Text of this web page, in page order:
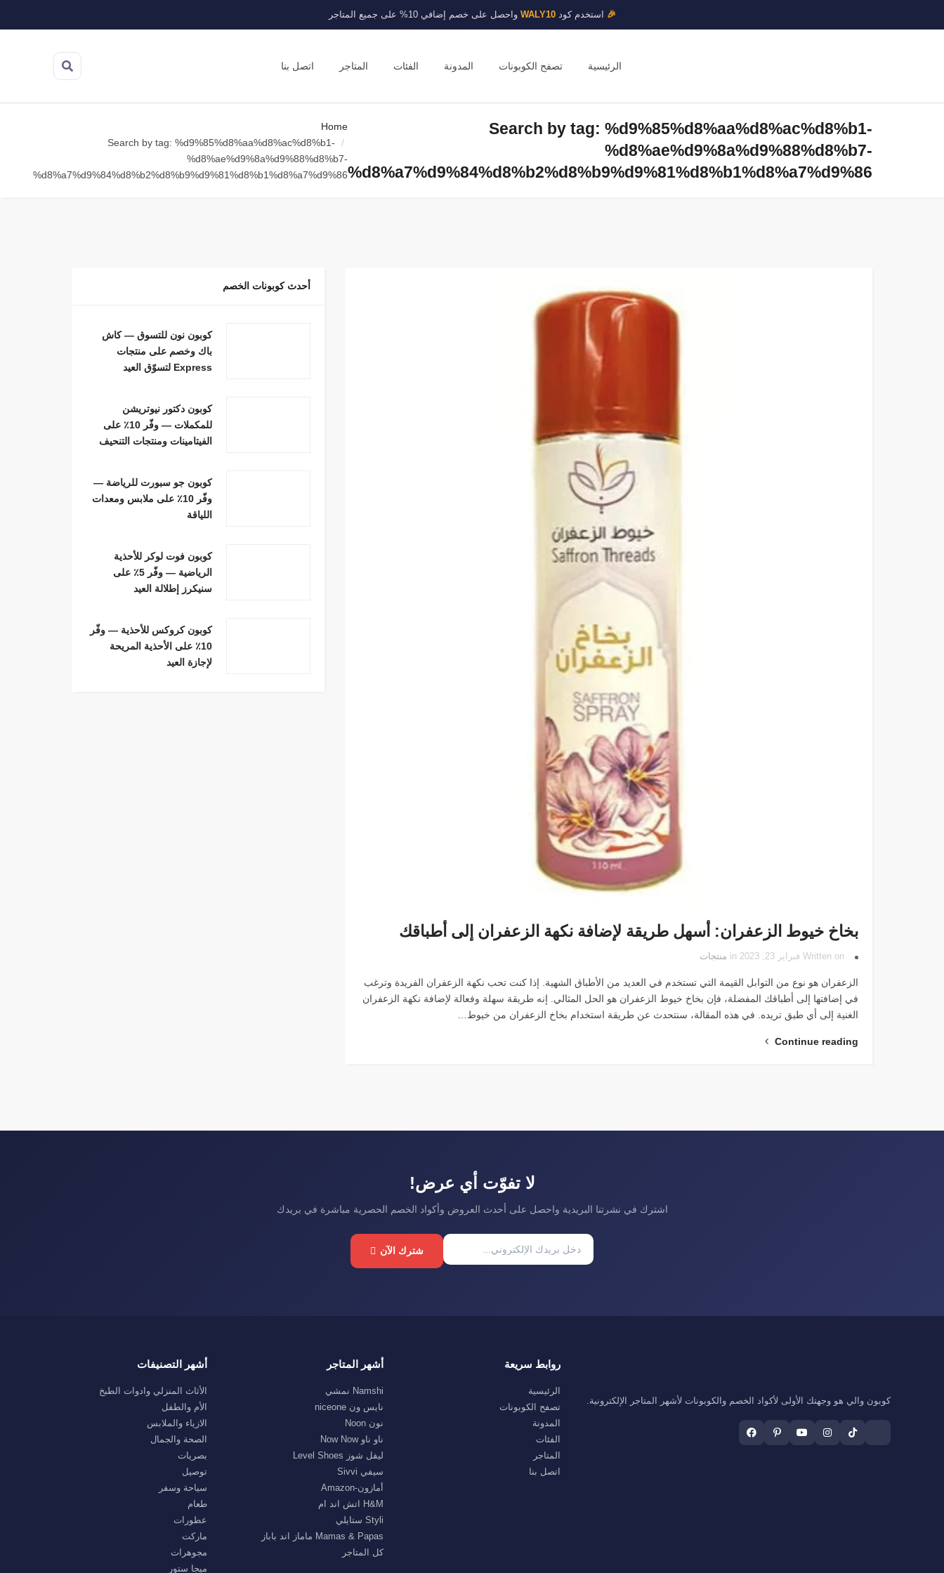
🎉 استخدم كودWALY10 واحصل على خصم إضافي 10% على جميع المتاجر
الرئيسية تصفح الكوبونات المدونة الفئات المتاجر اتصل بنا
Search by tag: %d9%85%d8%aa%d8%ac%d8%b1-
%d8%ae%d9%8a%d9%88%d8%b7-
%d8%a7%d9%84%d8%b2%d8%b9%d9%81%d8%b1%d8%a7%d9%86
Home
Search by tag: %d9%85%d8%aa%d8%ac%d8%b1-
%d8%ae%d9%8a%d9%88%d8%b7-
%d8%a7%d9%84%d8%b2%d8%b9%d9%81%d8%b1%d8%a7%d9%86
بخاخ خيوط الزعفران: أسهل طريقة لإضافة نكهة الزعفران إلى أطباقك
Written on فبراير 23, 2023 in منتجات
الزعفران هو نوع من التوابل القيمة التي تستخدم في العديد من الأطباق الشهية. إذا كنت تحب نكهة الزعفران الفريدة وترغب
في إضافتها إلى أطباقك المفضلة، فإن بخاخ خيوط الزعفران هو الحل المثالي. إنه طريقة سهلة وفعالة لإضافة نكهة الزعفران
الغنية إلى أي طبق تريده. في هذه المقالة، سنتحدث عن طريقة استخدام بخاخ الزعفران من خيوط…
Continue reading
أحدث كوبونات الخصم
كوبون نون للتسوق — كاش
باك وخصم على منتجات
Express لتسوّق العيد
كوبون دكتور نيوتريشن
للمكملات — وفّر 10٪ على
الفيتامينات ومنتجات التنحيف
كوبون جو سبورت للرياضة —
وفّر 10٪ على ملابس ومعدات
اللياقة
كوبون فوت لوكر للأحذية
الرياضية — وفّر 5٪ على
سنيكرز إطلالة العيد
كوبون كروكس للأحذية — وفّر
10٪ على الأحذية المريحة
لإجازة العيد
لا تفوّت أي عرض!
اشترك في نشرتنا البريدية واحصل على أحدث العروض وأكواد الخصم الحصرية مباشرة في بريدك
شترك الآن
كوبون والي هو وجهتك الأولى لأكواد الخصم والكوبونات لأشهر المتاجر الإلكترونية.
روابط سريعة
الرئيسية
تصفح الكوبونات
المدونة
الفئات
المتاجر
اتصل بنا
أشهر المتاجر
Namshi نمشي
نايس ون niceone
نون Noon
ناو ناو Now Now
ليفل شوز Level Shoes
سيفي Sivvi
أمازون-Amazon
H&M اتش اند ام
Styli ستايلي
Mamas & Papas ماماز اند باباز
كل المتاجر
أشهر التصنيفات
الأثاث المنزلي وادوات الطبخ
الأم والطفل
الازياء والملابس
الصحة والجمال
بصريات
توصيل
سياحة وسفر
طعام
عطورات
ماركت
مجوهرات
ميجا ستور